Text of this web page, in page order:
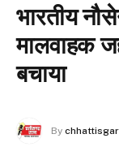
भारतीय
मालवाहक
बचाया
By